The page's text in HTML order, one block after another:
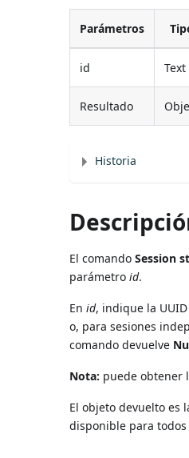
Parámetros
id Text
Resultado
Historia
El comandoSession
parámetroid.
Enid, indique la
o, para sesiones
comando devuelve
Nota: puede obtener
El objeto devuelto es
disponible para todos